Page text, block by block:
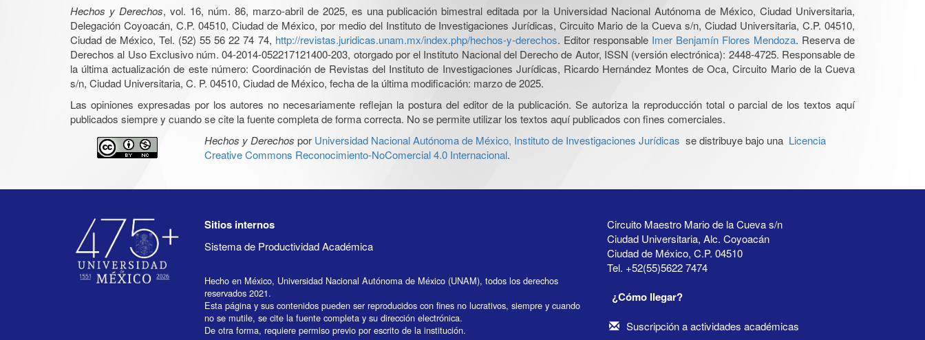
Hechos y Derechos, vol. 16, núm. 86, marzo-abril de 2025, es una publicación bimestral editada por la Universidad Nacional Autónoma de México, Ciudad Universitaria,
Delegación Coyoacán, C.P. 04510, Ciudad de México, por medio del Instituto de Investigaciones Jurídicas, Circuito Mario de la Cueva s/n, Ciudad Universitaria, C.P. 04510,
Ciudad de México, Tel. (52) 55 56 22 74 74, http://revistas.juridicas.unam.mx/index.php/hechos-y-derechos. Editor responsable Imer Benjamín Flores Mendoza. Reserva de
Derechos al Uso Exclusivo núm. 04-2014-052217121400-203, otorgado por el Instituto Nacional del Derecho de Autor, ISSN (versión electrónica): 2448-4725. Responsable de
la última actualización de este número: Coordinación de Revistas del Instituto de Investigaciones Jurídicas, Ricardo Hernández Montes de Oca, Circuito Mario de la Cueva
s/n, Ciudad Universitaria, C. P. 04510, Ciudad de México, fecha de la última modificación: marzo de 2025.
Las opiniones expresadas por los autores no necesariamente reflejan la postura del editor de la publicación. Se autoriza la reproducción total o parcial de los textos aquí
publicados siempre y cuando se cite la fuente completa de forma correcta. No se permite utilizar los textos aquí publicados con fines comerciales.
Hechos y Derechos por Universidad Nacional Autónoma de México, Instituto de Investigaciones Jurídicas se distribuye bajo una Licencia
Creative Commons Reconocimiento-NoComercial 4.0 Internacional.
Sitios internos
Sistema de Productividad Académica
Hecho en México, Universidad Nacional Autónoma de México (UNAM), todos los derechos
reservados 2021.
Esta página y sus contenidos pueden ser reproducidos con fines no lucrativos, siempre y cuando
no se mutile, se cite la fuente completa y su dirección electrónica.
De otra forma, requiere permiso previo por escrito de la institución.
Circuito Maestro Mario de la Cueva s/n
Ciudad Universitaria, Alc. Coyoacán
Ciudad de México, C.P. 04510
Tel. +52(55)5622 7474
¿Cómo llegar?
Suscripción a actividades académicas